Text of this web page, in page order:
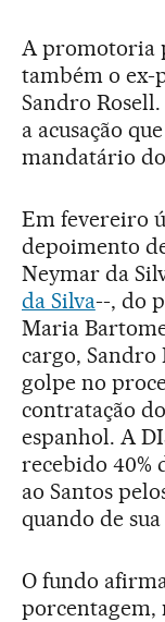
A promotoria
também o ex-
Sandro
a acusação
mandatário
Em fevereiro
depoimento
Neymar da
da Silva--, do
Maria
cargo,
golpe no
contratação
espanhol. A
recebido 40%
ao Santos
quando de
O fundo
porcentagem,